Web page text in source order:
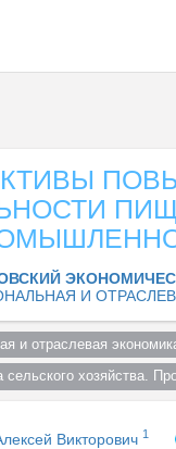
И
и отраслевая
хозяйства.
Викторович 1